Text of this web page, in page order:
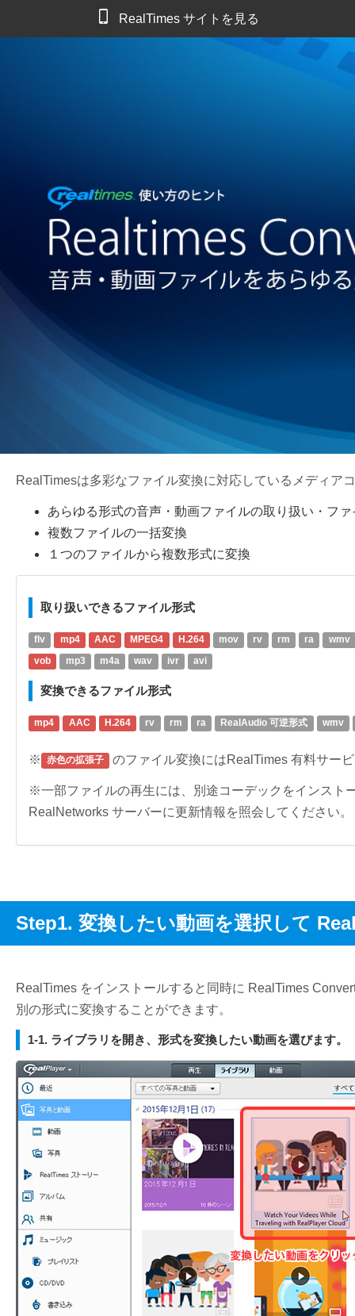
RealTimes サイトを見る
RealTimesは多彩なファイル変換に対応しているメディア
あらゆる形式の音声・動画ファイルの取り扱い・フ
複数ファイルの一括変換
１つのファイルから複数形式に変換
取り扱いできるファイル形式
flv mp4 AAC MPEG4 H.264 mov rv rm ra
wmv
vob
mp3 m4a wav ivr avi
変換できるファイル形式
mp4 AAC H.264 rv rm ra RealAudio 可逆形式 wmv
※ 赤色の拡張子 のファイル変換にはRealTimes 有料サー
※一部ファイルの再生には、別途コーデックをインスト
RealNetworks サーバーに更新情報を照会してください。
Step1. 変換したい動画を選択して
RealTimes をインストールすると同時に RealTimes
別の形式に変換することができます。
1-1. ライブラリを開き、形式を変換したい動画を選びます。